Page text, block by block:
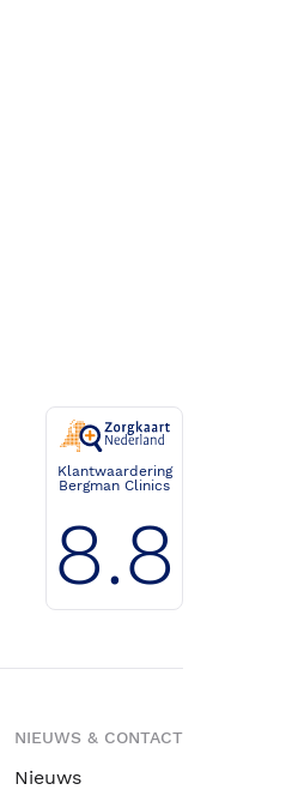
Klantwaardering
Bergman Clinics
8.8
NIEUWS & CONTACT
Nieuws